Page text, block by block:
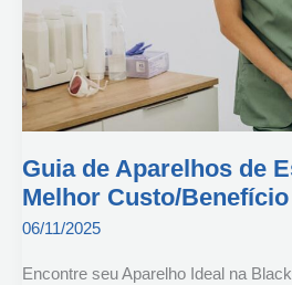
Guia de Aparelhos de
Melhor Custo/
06/11/2025
Encontre seu Aparelho Ideal na